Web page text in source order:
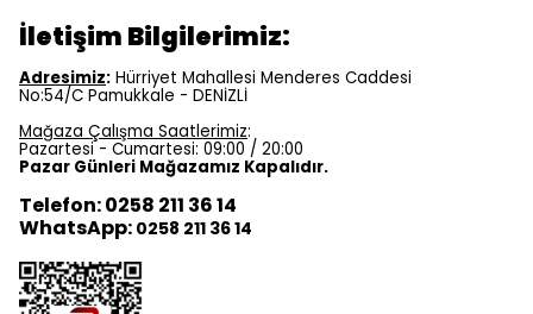
İletişim Bilgilerimiz:
Adresimiz: Hürriyet Mahallesi Menderes Caddesi
No:54/C Pamukkale - DENİZLİ
Mağaza Çalışma Saatlerimiz:
Pazartesi - Cumartesi: 09:00 / 20:00
Pazar Günleri Mağazamız Kapalıdır.
Telefon: 0258 211 36 14
WhatsApp: 0258 211 36 14